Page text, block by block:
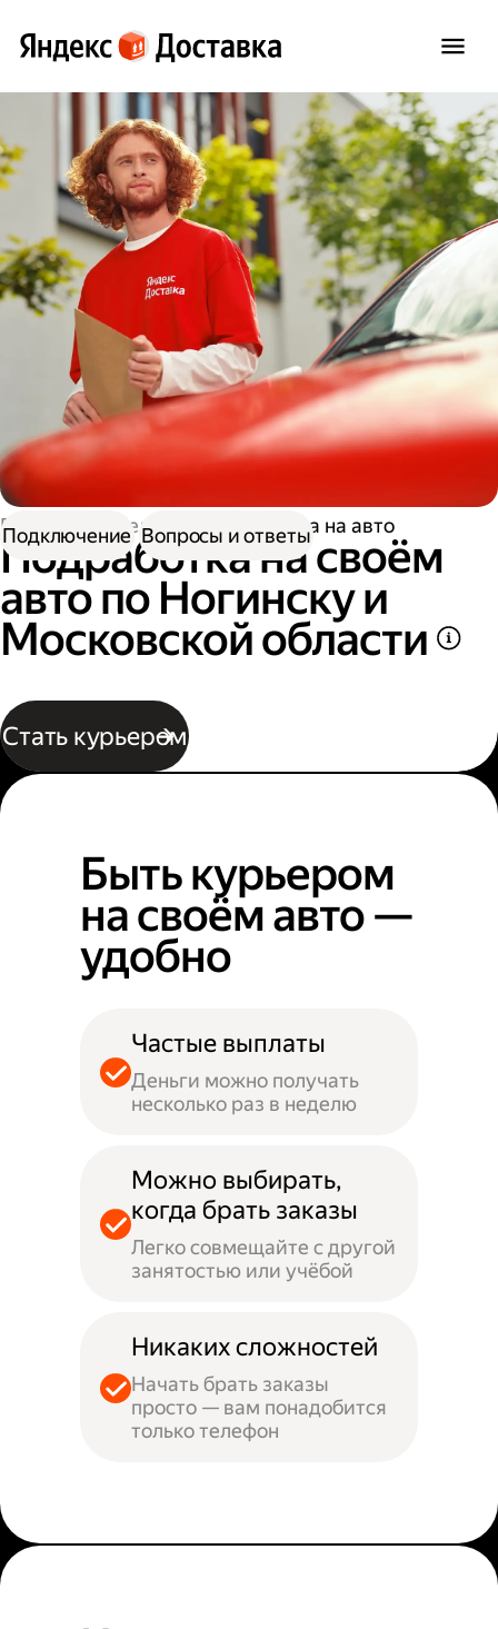
Работа водителем Подработка на авто
Подработка на своём
авто по Ногинску и
Московской области
Стать курьером
Подключение Вопросы и ответы
Быть курьером
на своём авто —
удобно
Частые выплаты
Деньги можно получать
несколько раз в неделю
Можно выбирать,
когда брать заказы
Легко совмещайте с другой
занятостью или учёбой
Никаких сложностей
Начать брать заказы
просто — вам понадобится
только телефон